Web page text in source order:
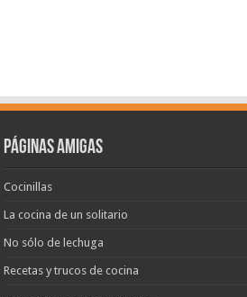
Páginas amigas
Cocinillas
La cocina de un solitario
No sólo de lechuga
Recetas y trucos de cocina